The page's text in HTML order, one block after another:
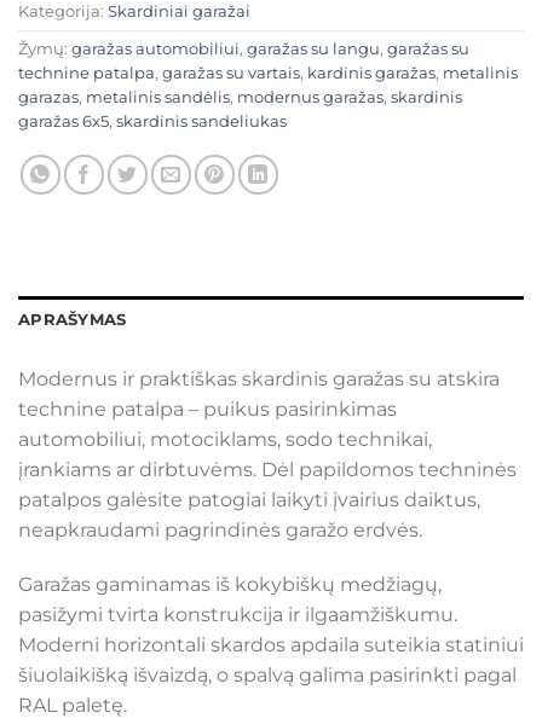
Kategorija: Skardiniai garažai
Žymų: garažas automobiliui, garažas su langu, garažas su
technine patalpa, garažas su vartais, kardinis garažas, metalinis
garazas, metalinis sandėlis, modernus garažas, skardinis
garažas 6x5, skardinis sandeliukas
APRAŠYMAS
Modernus ir praktiškas skardinis garažas su atskira
technine patalpa – puikus pasirinkimas
automobiliui, motociklams, sodo technikai,
įrankiams ar dirbtuvėms. Dėl papildomos techninės
patalpos galėsite patogiai laikyti įvairius daiktus,
neapkraudami pagrindinės garažo erdvės.
Garažas gaminamas iš kokybiškų medžiagų,
pasižymi tvirta konstrukcija ir ilgaamžiškumu.
Moderni horizontali skardos apdaila suteikia statiniui
šiuolaikišką išvaizdą, o spalvą galima pasirinkti pagal
RAL paletę.